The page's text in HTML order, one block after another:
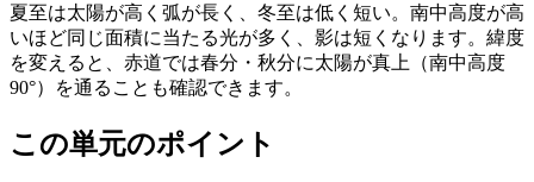
夏至は太陽が高く弧が長く、冬至は低く短い。南中高度が高
いほど同じ面積に当たる光が多く、影は短くなります。緯度
を変えると、赤道では春分・秋分に太陽が真上（南中高度
90°）を通ることも確認できます。
この単元のポイント